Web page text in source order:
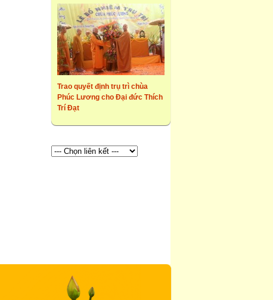
Dược Sư Thất Châu
Trao quyết định trụ trì chùa
Phúc Lương cho Đại đức Thích
Trí Đạt